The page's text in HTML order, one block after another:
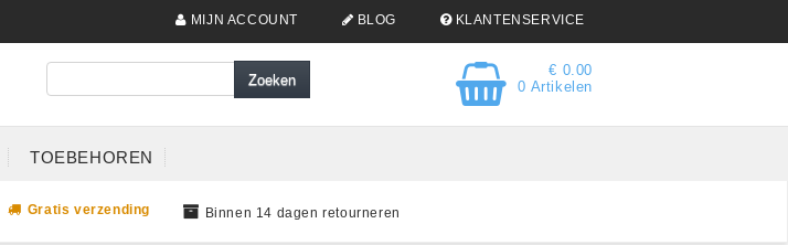
MIJN ACCOUNT BLOG KLANTENSERVICE
€ 0.00
0 Artikelen
TOEBEHOREN
Gratis verzending Binnen 14 dagen retourneren